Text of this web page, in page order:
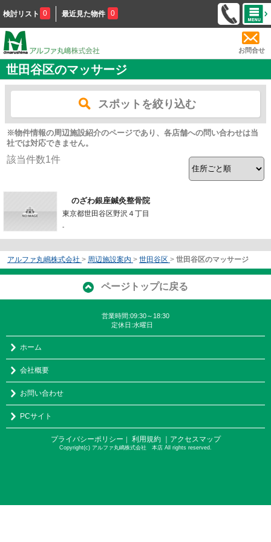
検討リスト 0 最近見た物件 0
お問合せ
世田谷区のマッサージ
スポットを絞り込む
※物件情報の周辺施設紹介のページであり、各店舗への問い合わせは当
社では対応できません。
該当件数1件
のざわ銀座鍼灸整骨院
東京都世田谷区野沢４丁目
-
アルファ丸嶋株式会社 > 周辺施設案内 > 世田谷区 > 世田谷区のマッサージ
ページトップに戻る
営業時間:09:30～18:30
定休日:水曜日
ホーム
会社概要
お問い合わせ
PCサイト
プライバシーポリシー ｜ 利用規約 ｜アクセスマップ
Copyright(c) アルファ丸嶋株式会社 本店 All rights reserved.